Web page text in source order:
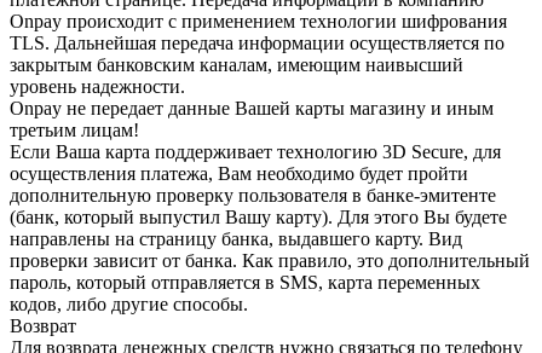
Onpay происходит с применением технологии шифрования
TLS. Дальнейшая передача информации осуществляется по
закрытым банковским каналам, имеющим наивысший
уровень надежности.
Onpay не передает данные Вашей карты магазину и иным
третьим лицам!
Если Ваша карта поддерживает технологию 3D Secure, для
осуществления платежа, Вам необходимо будет пройти
дополнительную проверку пользователя в банке-эмитенте
(банк, который выпустил Вашу карту). Для этого Вы будете
направлены на страницу банка, выдавшего карту. Вид
проверки зависит от банка. Как правило, это дополнительный
пароль, который отправляется в SMS, карта переменных
кодов, либо другие способы.
Возврат
Для возврата денежных средств нужно связаться по телефону